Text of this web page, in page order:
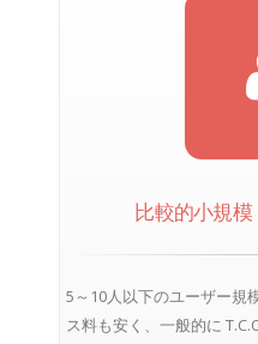
比較的小規模
5～10人以下のユーザー規
ス料も安く、一般的に